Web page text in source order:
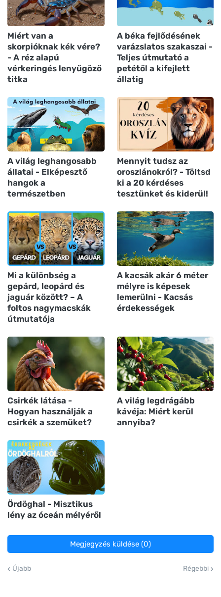
Miért van a
skorpióknak kék vére?
- A réz alapú
vérkeringés lenyűgöző
titka
A béka fejlődésének
varázslatos szakaszai -
Teljes útmutató a
petétől a kifejlett
állatig
A világ leghangosabb
állatai - Elképesztő
hangok a
természetben
Mennyit tudsz az
oroszlánokról? - Töltsd
ki a 20 kérdéses
tesztünket és kiderül!
Mi a különbség a
gepárd, leopárd és
jaguár között? – A
foltos nagymacskák
útmutatója
A kacsák akár 6 méter
mélyre is képesek
lemerülni - Kacsás
érdekességek
Csirkék látása -
Hogyan használják a
csirkék a szemüket?
A világ legdrágább
kávéja: Miért kerül
annyiba?
Ördöghal - Misztikus
lény az óceán mélyéről
Megjegyzés küldése (0)
Újabb Régebbi